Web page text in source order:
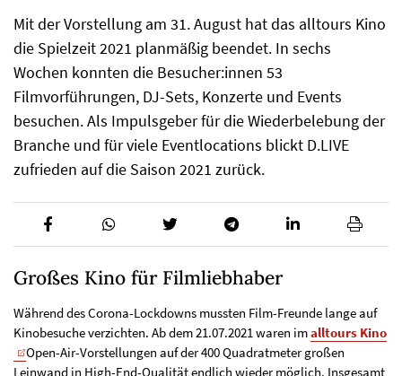
Mit der Vorstellung am 31. August hat das alltours Kino
die Spielzeit 2021 planmäßig beendet. In sechs
Wochen konnten die Besucher:innen 53
Filmvorführungen, DJ-Sets, Konzerte und Events
besuchen. Als Impulsgeber für die Wiederbelebung der
Branche und für viele Eventlocations blickt D.LIVE
zufrieden auf die Saison 2021 zurück.
Großes Kino für Filmliebhaber
Während des Corona-Lockdowns mussten Film-Freunde lange auf
Kinobesuche verzichten. Ab dem 21.07.2021 waren imalltours Kino
Open-Air-Vorstellungen auf der 400 Quadratmeter großen
Leinwand in High-End-Qualität endlich wieder möglich. Insgesamt